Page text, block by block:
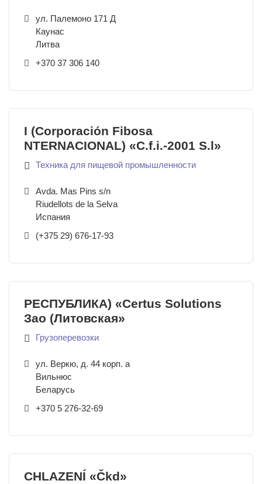
ул. Палемоно 171 Д
Каунас
Литва
+370 37 306 140
I (Corporación Fibosa
NTERNACIONAL) «C.f.i.-2001 S.l»
Техника для пищевой промышленности
Avda. Mas Pins s/n
Riudellots de la Selva
Испания
(+375 29) 676-17-93
РЕСПУБЛИКА) «Certus Solutions
Зао (Литовская»
Грузоперевозки
ул. Веркю, д. 44 корп. а
Вильнюс
Беларусь
+370 5 276-32-69
CHLAZENÍ «Čkd»